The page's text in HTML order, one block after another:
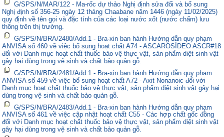
G/SPS/N/MAR/122 - Ma-rốc dự thảo Nghị định sửa đổi và bổ sung
Nghị định số 356-25 ngày 12 tháng Chaabane năm 1446 (ngày 11/02/2025)
quy định về tên gọi và đặc tính của các loại nước xốt (nước chấm) lưu
thông trên thị trường.
G/SPS/N/BRA/2480/Add.1 - Bra-xin ban hành Hướng dẫn quy phạm
ANVISA số 460 về việc bổ sung hoạt chất A74 - ASCAROSÍDEO ASCR#18
đối với Danh mục hoạt chất thuốc bảo vệ thực vật, sản phẩm diệt sinh vật
gây hại dùng trong vệ sinh và chất bảo quản gỗ.
G/SPS/N/BRA/2481/Add.1 - Bra-xin ban hành Hướng dẫn quy phạm
ANVISA số 459 về việc bổ sung hoạt chất A72 - Axit Nonanoic đối với
Danh mục hoạt chất thuốc bảo vệ thực vật, sản phẩm diệt sinh vật gây hại
dùng trong vệ sinh và chất bảo quản gỗ.
G/SPS/N/BRA/2483/Add.1 - Bra-xin ban hành Hướng dẫn quy phạm
ANVISA số 461 về việc cập nhật hoạt chất C55 - Các hợp chất gốc đồng
đối với Danh mục hoạt chất thuốc bảo vệ thực vật, sản phẩm diệt sinh vật
gây hại dùng trong vệ sinh và chất bảo quản gỗ.